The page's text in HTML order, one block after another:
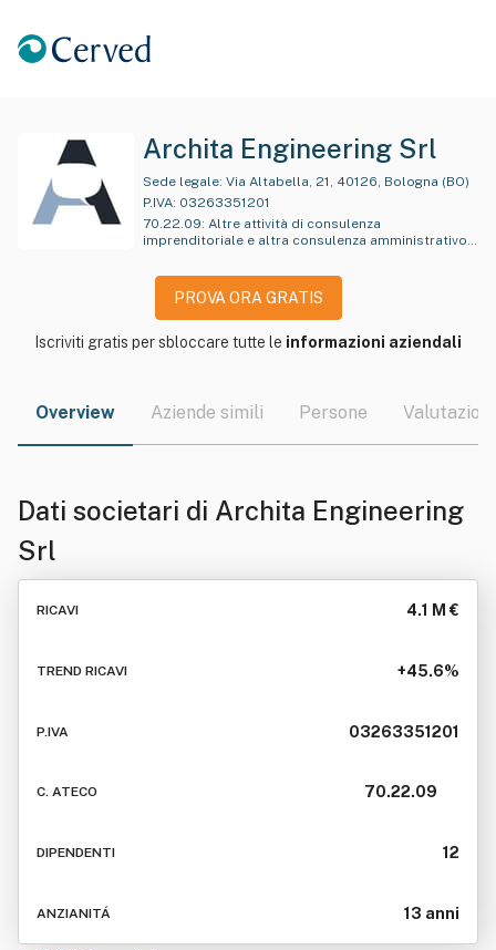
Archita Engineering Srl
Sede legale: Via Altabella, 21, 40126, Bologna (BO)
P.IVA: 03263351201
70.22.09: Altre attività di consulenza
imprenditoriale e altra consulenza amministrativo-
PROVA ORA GRATIS
Iscriviti gratis per sbloccare tutte le informazioni aziendali
Overview Aziende simili Persone Valutazioni
Dati societari di Archita Engineering
Srl
RICAVI 4.1 M €
TREND RICAVI +45.6%
P.IVA 03263351201
C. ATECO 70.22.09
DIPENDENTI 12
ANZIANITÁ 13 anni